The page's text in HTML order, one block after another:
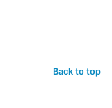
Back to top